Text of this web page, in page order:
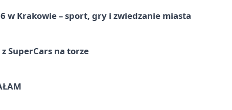
w Krakowie – sport, gry i zwiedzanie miasta
SuperCars na torze